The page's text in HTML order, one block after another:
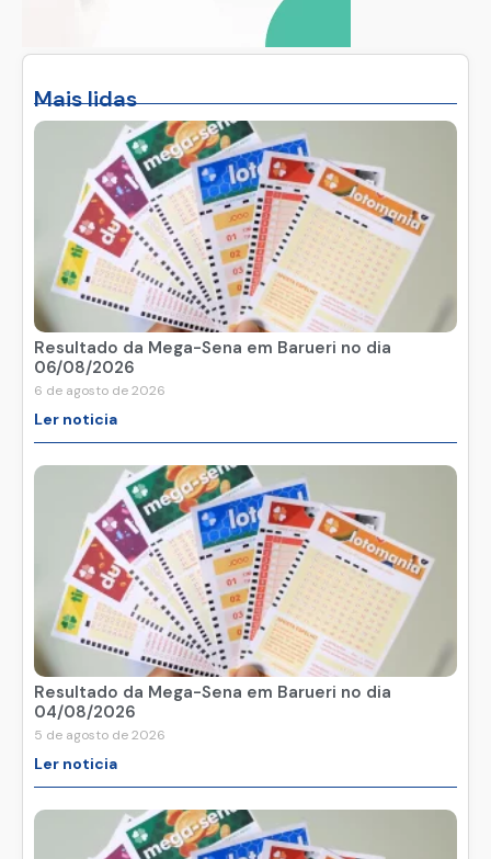
Mais lidas
Resultado da Mega-Sena em Barueri no dia
06/08/2026
6 de agosto de 2026
Ler noticia
Resultado da Mega-Sena em Barueri no dia
04/08/2026
5 de agosto de 2026
Ler noticia